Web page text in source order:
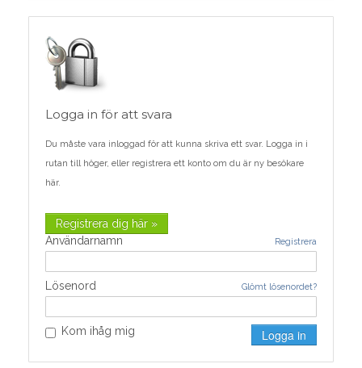
Logga in för att svara
Du måste vara inloggad för att kunna skriva ett svar. Logga in i
rutan till höger, eller registrera ett konto om du är ny besökare
här.
Registrera dig här »
Registrera
Användarnamn
Glömt lösenordet?
Lösenord
Kom ihåg mig